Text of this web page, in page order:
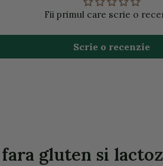
Fii primul care scrie o
Scrie o recenzie
gluten si